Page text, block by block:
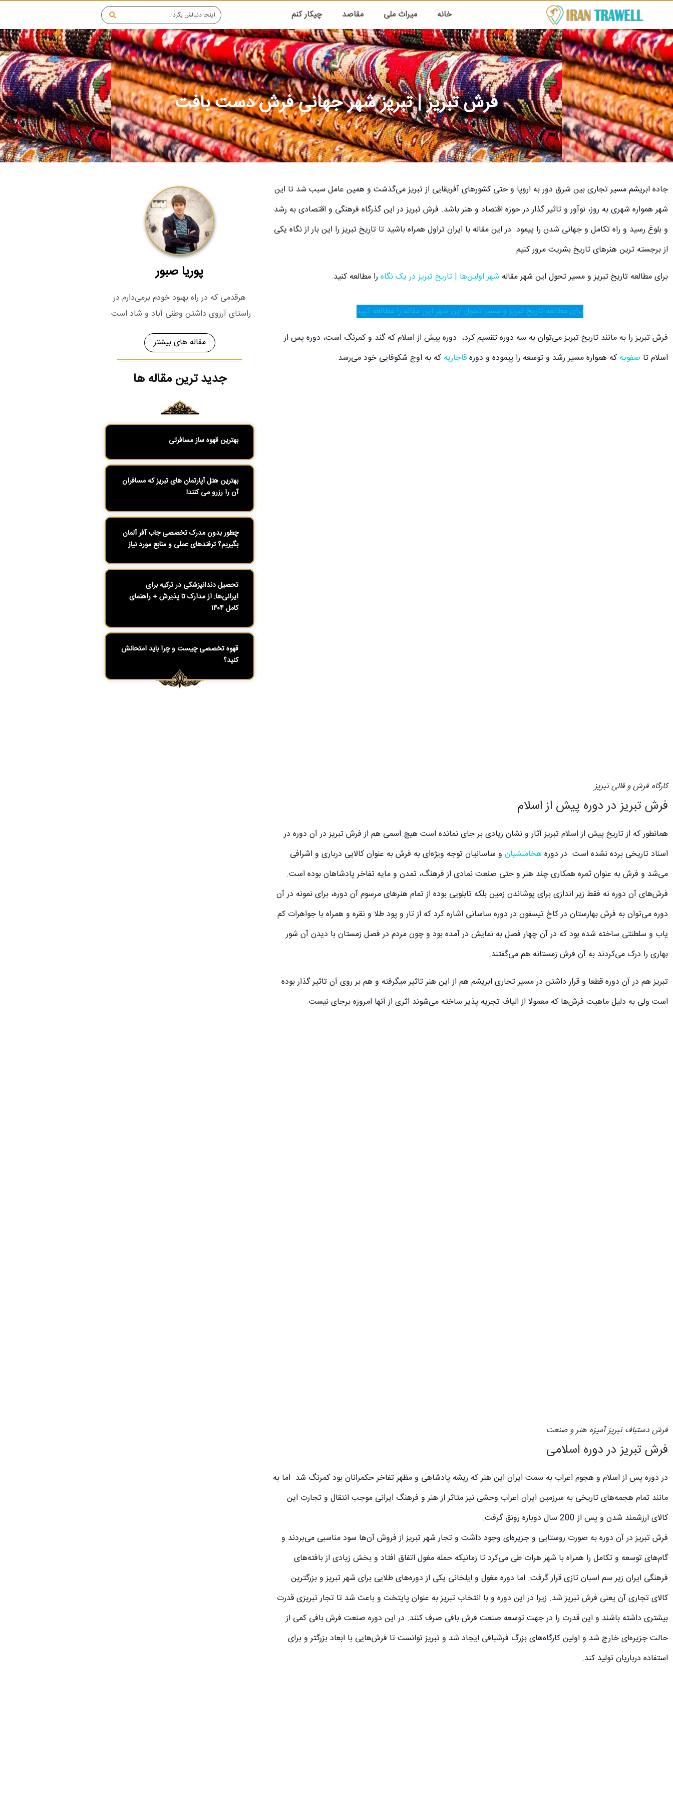
خانه میراث ملی مقاصد چیکار کنم
فرش تبریز | تبریز شهر جهانی فرش دست بافت
جاده ابریشم مسیر تجاری بین شرق دور به اروپا و حتی کشورهای آفریقایی از تبریز می‌گذشت و همین عامل سبب شد تا این
شهر همواره شهری به روز، نوآور و تاثیر گذار در حوزه اقتصاد و هنر باشد. فرش تبریز در این گذرگاه فرهنگی و اقتصادی به رشد
و بلوغ رسید و راه تکامل و جهانی شدن را پیمود. در این مقاله با ایران تراول همراه باشید تا تاریخ تبریز را این بار از نگاه یکی
از برجسته ترین هنرهای تاریخ بشریت مرور کنیم.
برای مطالعه تاریخ تبریز و مسیر تحول این شهر مقاله شهر اولین‌ها | تاریخ تبریز در یک نگاه را مطالعه کنید.
برای مطالعه تاریخ تبریز و مسیر تحول این شهر این مقاله را مطالعه کنید
فرش تبریز را به مانند تاریخ تبریز می‌توان به سه دوره تقسیم کرد، دوره پیش از اسلام که گند و کمرنگ است، دوره پس از
اسلام تا صفویه که همواره مسیر رشد و توسعه را پیموده و دورهقاجاریه که به اوج شکوفایی خود می‌رسد.
کارگاه فرش و قالی تبریز
فرش تبریز در دوره پیش از اسلام
همانطور که از تاریخ پیش از اسلام تبریز آثار و نشان زیادی بر جای نمانده است هیچ اسمی هم از فرش تبریز در آن دوره در
اسناد تاریخی برده نشده است. در دوره هخامنشیان و ساسانیان توجه ویژه‌ای به فرش به عنوان کالایی درباری و اشرافی
می‌شد و فرش به عنوان ثمره همکاری چند هنر و حتی صنعت نمادی از فرهنگ، تمدن و مایه تفاخر پادشاهان بوده است.
فرش‌های آن دوره نه فقط زیر اندازی برای پوشاندن زمین بلکه تابلویی بوده از تمام هنرهای مرسوم آن دوره، برای نمونه در آن
دوره می‌توان به فرش بهارستان در کاخ تیسفون در دوره ساسانی اشاره کرد که از تار و پود طلا و نقره و همراه با جواهرات کم
یاب و سلطنتی ساخته شده بود که در آن چهار فصل به نمایش در آمده بود و چون مردم در فصل زمستان با دیدن آن شور
بهاری را درک می‌کردند به آن فرش زمستانه هم می‌گفتند.
تبریز هم در آن دوره قطعا و قرار داشتن در مسیر تجاری ابریشم هم از این هنر تاثیر میگرفته و هم بر روی آن تاثیر گذار بوده
است ولی به دلیل ماهیت فرش‌ها که معمولا از الیاف تجزیه پذیر ساخته می‌شوند اثری از آنها امروزه برجای نیست.
فرش دستباف تبریز آمیزه هنر و صنعت
فرش تبریز در دوره اسلامی
در دوره پس از اسلام و هجوم اعراب به سمت ایران این هنر که ریشه پادشاهی و مظهر تفاخر حکمرانان بود کمرنگ شد. اما به
مانند تمام هجمه‌های تاریخی به سرزمین ایران اعراب وحشی نیز متاثر از هنر و فرهنگ ایرانی موجب انتقال و تجارت این
کالای ارزشمند شدن و پس از 200 سال دوباره رونق گرفت.
فرش تبریز در آن دوره به صورت روستایی و جزیره‌ای وجود داشت و تجار شهر تبریز از فروش آن‌ها سود مناسبی می‌بردند و
گام‌های توسعه و تکامل را همراه با شهر هرات طی می‌کرد تا زمانیکه حمله مغول اتفاق افتاد و بخش زیادی از بافته‌های
فرهنگی ایران زیر سم اسبان تازی قرار گرفت. اما دوره مغول و ایلخانی یکی از دوره‌های طلایی برای شهر تبریز و بزرگترین
کالای تجاری آن یعنی فرش تبریز شد. زیرا در این دوره و با انتخاب تبریز به عنوان پایتخت و باعث شد تا تجار تبریزی قدرت
بیشتری داشته باشند و این قدرت را در جهت توسعه صنعت فرش بافی صرف کنند. در این دوره صنعت فرش بافی کمی از
حالت جزیره‌ای خارج شد و اولین کارگاه‌های بزرگ فرشبافی ایجاد شد و تبریز توانست تا فرش‌هایی با ابعاد بزرگتر و برای
استفاده درباریان تولید کند.
پوریا صبور
هرقدمی که در راه بهبود خودم برمی‌دارم در
راستای آرزوی داشتن وطنی آباد و شاد است.
مقاله های بیشتر
جدید ترین مقاله ها
بهترین قهوه ساز مسافرتی
بهترین هتل آپارتمان های تبریز که مسافران
آن را رزرو می کنند!
چطور بدون مدرک تخصصی جاب آفر آلمان
بگیریم؟ ترفندهای عملی و منابع مورد نیاز
تحصیل دندانپزشکی در ترکیه برای
ایرانی‌ها: از مدارک تا پذیرش + راهنمای
کامل ۱۴۰۴
قهوه تخصصی چیست و چرا باید امتحانش
کنید؟